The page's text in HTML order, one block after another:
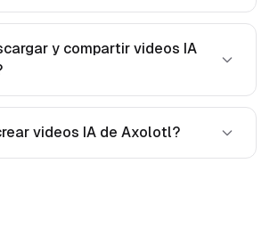
y compartir videos IA
videos IA de Axolotl?